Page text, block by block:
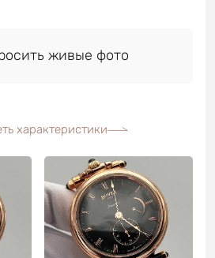
живые фото
характеристики